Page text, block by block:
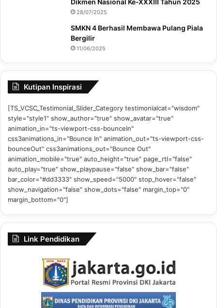
28/07/2025
SMKN 4 Berhasil Membawa Pulang Piala
Bergilir
11/06/2025
Kutipan Inspirasi
[TS_VCSC_Testimonial_Slider_Category testimonialcat="wisdom"
style="style1" show_author="true" show_avatar="true"
animation_in="ts-viewport-css-bounceIn"
css3animations_in="Bounce In" animation_out="ts-viewport-css-
bounceOut" css3animations_out="Bounce Out"
animation_mobile="true" auto_height="true" page_rtl="false"
auto_play="true" show_playpause="false" show_bar="false"
bar_color="#dd3333" show_speed="5000" stop_hover="false"
show_navigation="false" show_dots="false" margin_top="0"
margin_bottom="0"]
Link Pendidikan